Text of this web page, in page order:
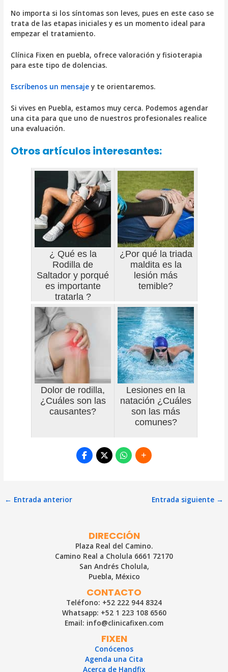
No importa si los síntomas son leves, pues en este caso se
trata de las etapas iniciales y es un momento ideal para
empezar el tratamiento.
Clínica Fixen en puebla, ofrece valoración y fisioterapia
para este tipo de dolencias.
Escríbenos un mensaje y te orientaremos.
Si vives en Puebla, estamos muy cerca. Podemos agendar
una cita para que uno de nuestros profesionales realice
una evaluación.
Otros artículos interesantes:
¿ Qué es la
Rodilla de
Saltador y porqué
es importante
tratarla ?
¿Por qué la triada
maldita es la
lesión más
temible?
Dolor de rodilla,
¿Cuáles son las
causantes?
Lesiones en la
natación ¿Cuáles
son las más
comunes?
Navegación
← Entrada anterior Entrada siguiente →
DIRECCIÓN
Plaza Real del Camino.
Camino Real a Cholula 6661 72170
San Andrés Cholula,
Puebla, México
CONTACTO
Teléfono: +52 222 944 8324
Whatsapp: +52 1 223 108 6560
Email: info@clinicafixen.com
FIXEN
Conócenos
Agenda una Cita
Acerca de Handfix